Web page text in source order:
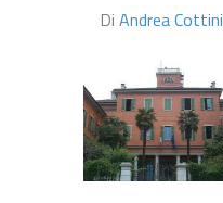
Di Andrea Cottini